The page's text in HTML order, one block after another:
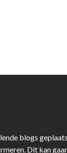
blogs
Dit kan